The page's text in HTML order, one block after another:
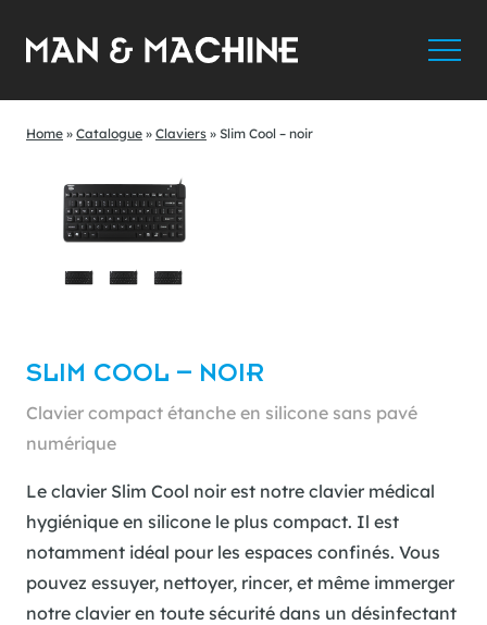
Home » Catalogue » Claviers » Slim Cool – noir
SLIM COOL – NOIR
Clavier compact étanche en silicone sans pavé
numérique
Le clavier Slim Cool noir est notre clavier médical
hygiénique en silicone le plus compact. Il est
notamment idéal pour les espaces confinés. Vous
pouvez essuyer, nettoyer, rincer, et même immerger
notre clavier en toute sécurité dans un désinfectant